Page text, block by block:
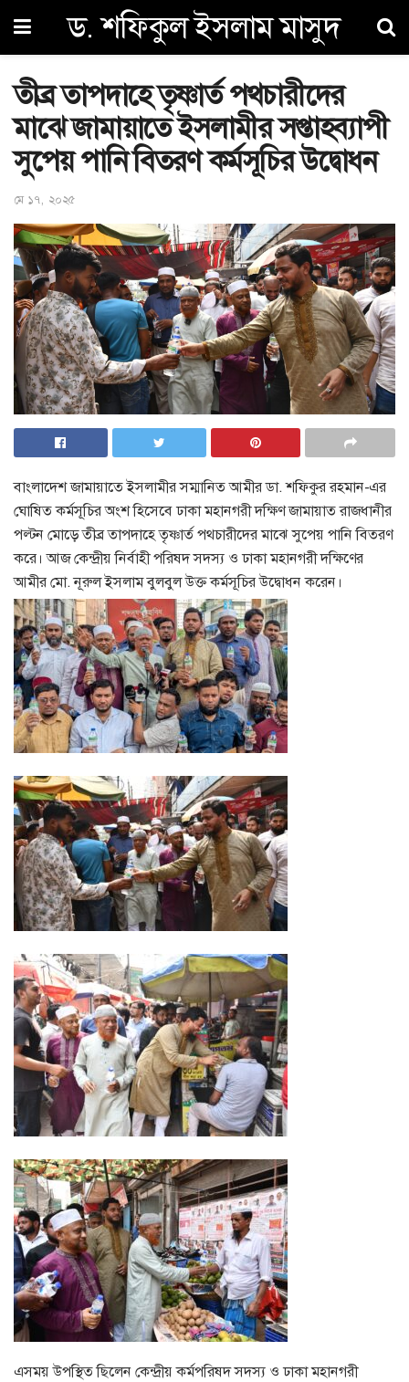
ড. শফিকুল ইসলাম মাসুদ
তীব্র তাপদাহে তৃষ্ণার্ত পথচারীদের
মাঝে জামায়াতে ইসলামীর সপ্তাহব্যাপী
সুপেয় পানি বিতরণ কর্মসূচির উদ্বোধন
মে ১৭, ২০২৫
বাংলাদেশ জামায়াতে ইসলামীর সম্মানিত আমীর ডা. শফিকুর রহমান-এর
ঘোষিত কর্মসূচির অংশ হিসেবে ঢাকা মহানগরী দক্ষিণ জামায়াত রাজধানীর
পল্টন মোড়ে তীব্র তাপদাহে তৃষ্ণার্ত পথচারীদের মাঝে সুপেয় পানি বিতরণ
করে। আজ কেন্দ্রীয় নির্বাহী পরিষদ সদস্য ও ঢাকা মহানগরী দক্ষিণের
আমীর মো. নূরুল ইসলাম বুলবুল উক্ত কর্মসূচির উদ্বোধন করেন।
এসময় উপস্থিত ছিলেন কেন্দ্রীয় কর্মপরিষদ সদস্য ও ঢাকা মহানগরী